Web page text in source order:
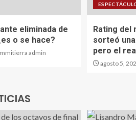
eliminada de
o se hace?
admin
Rating del
sorteó
pero el
agosto 5,